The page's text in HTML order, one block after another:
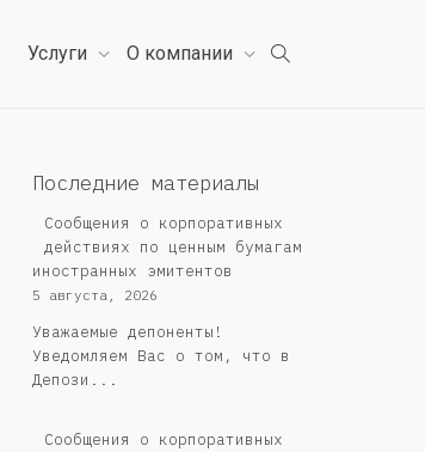
Услуги О компании
Последние материалы
Сообщения о корпоративных
действиях по ценным бумагам
иностранных эмитентов
5 августа, 2026
Уважаемые депоненты!
Уведомляем Вас о том, что в
Депози...
Cообщения о корпоративных